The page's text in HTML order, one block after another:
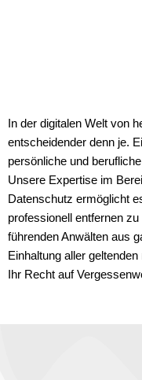
In der digitalen Welt von
entscheidender denn je.
persönliche und
Unsere Expertise im
Datenschutz ermöglicht
professionell entfernen
führenden Anwälten aus
Einhaltung aller
Ihr Recht auf